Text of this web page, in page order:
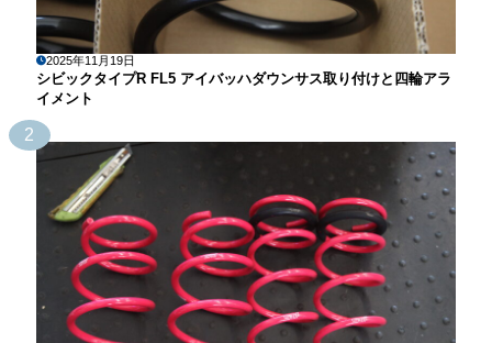
2025年11月19日
シビックタイプR FL5 アイバッハダウンサス取り付けと四輪アラ
イメント
2